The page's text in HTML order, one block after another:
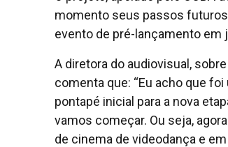
momento seus passos
evento de pré-lançamento em
A diretora do audiovisual,
comenta que: “Eu acho que
pontapé inicial para a nova
vamos começar. Ou seja,
de cinema de videodança e